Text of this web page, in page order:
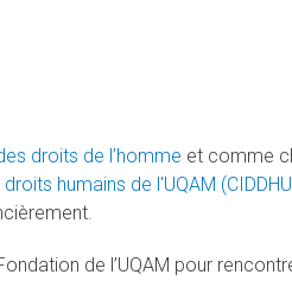
droits de l’homme et comme
humains de l'UQAM
de l’UQAM pour